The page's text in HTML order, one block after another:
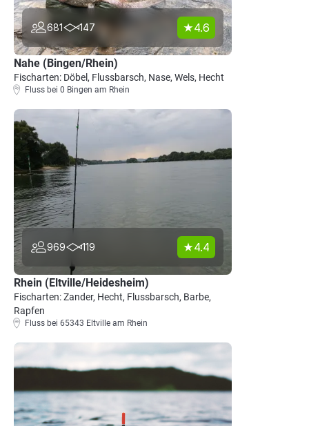
681 147 4.6
Nahe (Bingen/Rhein)
Fischarten: Döbel, Flussbarsch, Nase, Wels, Hecht
Fluss bei 0 Bingen am Rhein
969 119 4.4
Rhein (Eltville/Heidesheim)
Fischarten: Zander, Hecht, Flussbarsch, Barbe,
Rapfen
Fluss bei 65343 Eltville am Rhein